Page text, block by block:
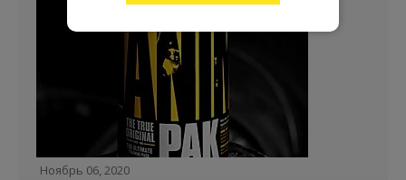
Ноябрь 06, 2020